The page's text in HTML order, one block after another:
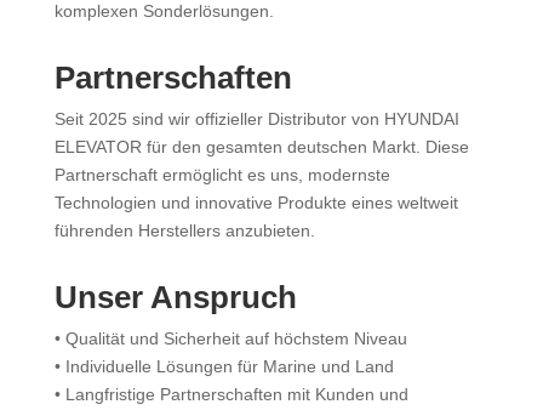
komplexen Sonderlösungen.
Partnerschaften
Seit 2025 sind wir offizieller Distributor von HYUNDAI
ELEVATOR für den gesamten deutschen Markt. Diese
Partnerschaft ermöglicht es uns, modernste
Technologien und innovative Produkte eines weltweit
führenden Herstellers anzubieten.
Unser Anspruch
• Qualität und Sicherheit auf höchstem Niveau
• Individuelle Lösungen für Marine und Land
• Langfristige Partnerschaften mit Kunden und